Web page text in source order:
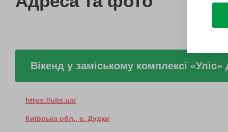
Вікенд у заміському комплексі
https://ulis.ua/
Київська обл., с. Дудки